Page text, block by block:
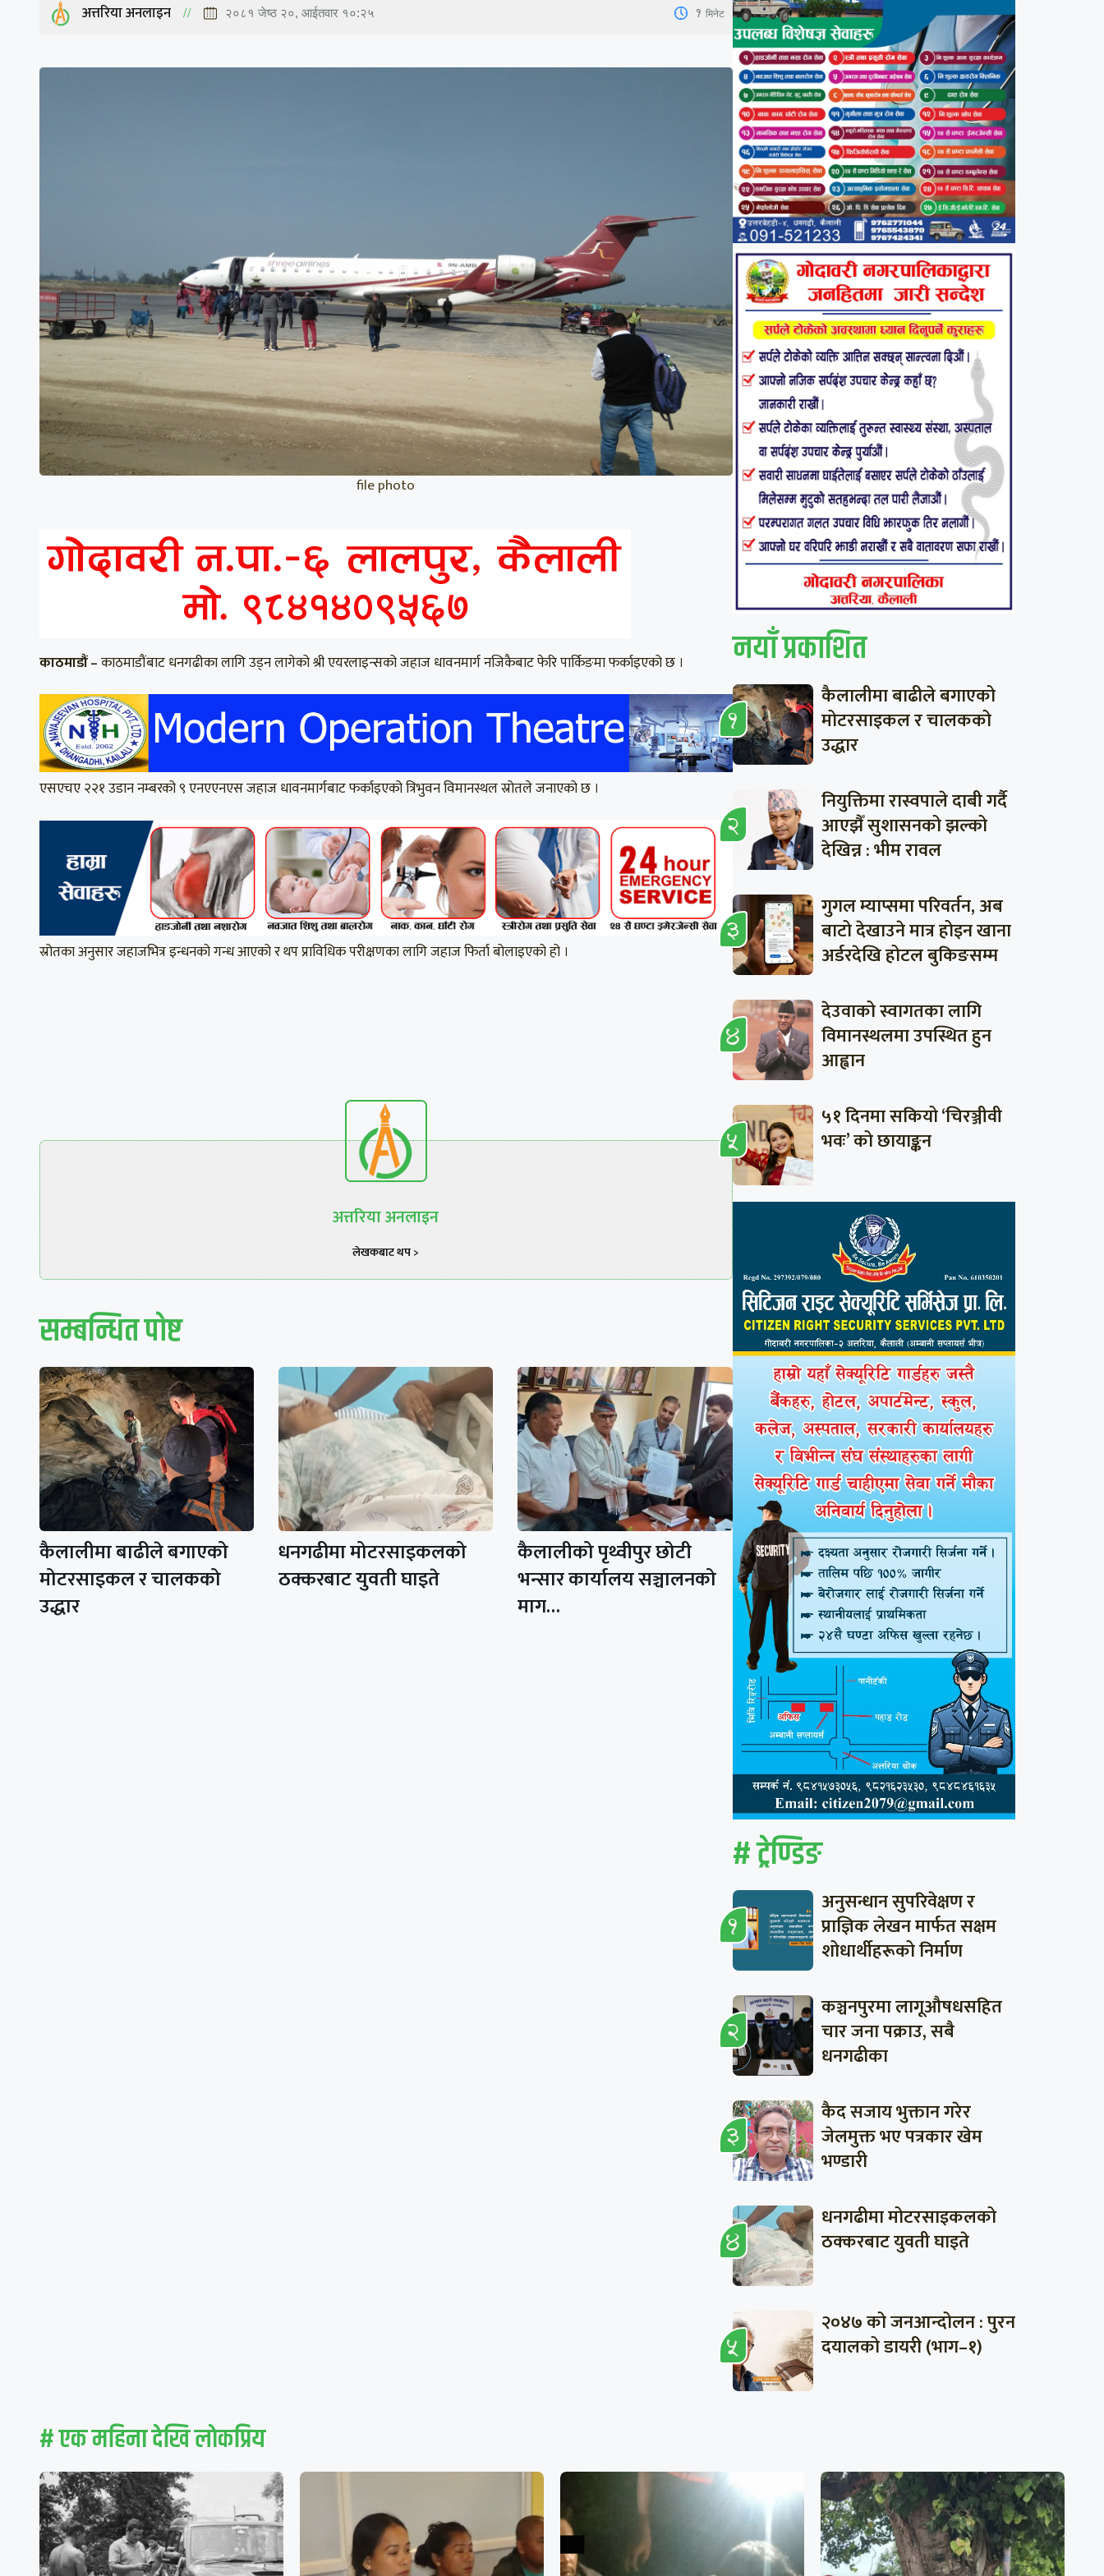
अत्तरिया अनलाइन २०८१ जेष्ठ २०, आईतवार १०:२५ 1 मिनेट
file photo
काठमाडौं –काठमाडौंबाट धनगढीका लागि उड्न लागेको श्री एयरलाइन्सको जहाज धावनमार्ग नजिकैबाट फेरि पार्किङमा फर्काइएको छ ।
एसएचए २२१ उडान नम्बरको ९ एनएएनएस जहाज धावनमार्गबाट फर्काइएको त्रिभुवन विमानस्थल स्रोतले जनाएको छ ।
स्रोतका अनुसार जहाजभित्र इन्धनको गन्ध आएको र थप प्राविधिक परीक्षणका लागि जहाज फिर्ता बोलाइएको हो ।
अत्तरिया अनलाइन
लेखकबाट थप >
सम्बन्धित पाेष्ट
कैलालीमा बाढीले बगाएको
मोटरसाइकल र चालकको
उद्धार
धनगढीमा मोटरसाइकलको
ठक्करबाट युवती घाइते
कैलालीको पृथ्वीपुर छोटी
भन्सार कार्यालय सञ्चालनको
माग…
नयाँ प्रकाशित
कैलालीमा बाढीले बगाएको
मोटरसाइकल र चालकको
उद्धार
नियुक्तिमा रास्वपाले दाबी गर्दै
आएझैँ सुशासनको झल्को
देखिन्न : भीम रावल
गुगल म्याप्समा परिवर्तन, अब
बाटो देखाउने मात्र होइन खाना
अर्डरदेखि होटल बुकिङसम्म
देउवाको स्वागतका लागि
विमानस्थलमा उपस्थित हुन
आह्वान
५१ दिनमा सकियो ‘चिरञ्जीवी
भवः’ को छायाङ्कन
# ट्रेण्डिङ
अनुसन्धान सुपरिवेक्षण र
प्राज्ञिक लेखन मार्फत सक्षम
शोधार्थीहरूको निर्माण
कञ्चनपुरमा लागूऔषधसहित
चार जना पक्राउ, सबै
धनगढीका
कैद सजाय भुक्तान गरेर
जेलमुक्त भए पत्रकार खेम
भण्डारी
धनगढीमा मोटरसाइकलको
ठक्करबाट युवती घाइते
२०४७ को जनआन्दोलन : पुरन
दयालको डायरी (भाग–१)
# एक महिना देखि लाेकप्रिय